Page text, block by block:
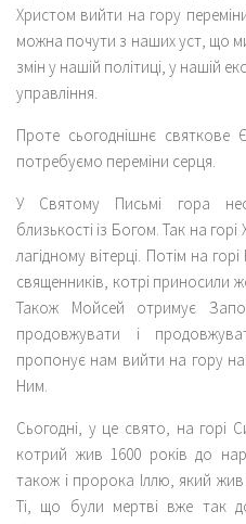
Христом вийти на гору
можна почути з наших уст, що
змін у нашій політиці, у нашій
управління.
Проте сьогоднішнє
потребуємо переміни серця.
У Святому Письмі гора
близькості із Богом. Так на
лагідному вітерці. Потім на
священників, котрі приносили
Також Мойсей отримує
продовжувати і
пропонує нам вийти на гору
Ним.
Сьогодні, у це свято, на горі
котрий жив 1600 років до
також і пророка Іллю, який
Ті, що були мертві вже так